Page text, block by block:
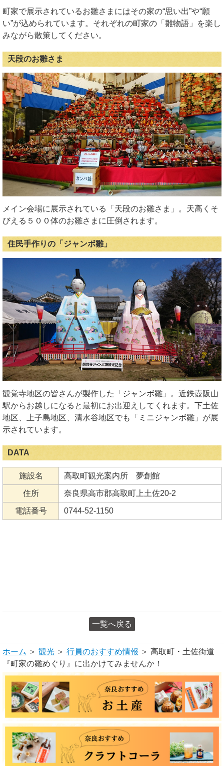
町家で展示されているお雛さまにはその家の“思い出”や“願
い”が込められています。それぞれの町家の「雛物語」を楽し
みながら散策してください。
天段のお雛さま
メイン会場に展示されている「天段のお雛さま」。天高くそ
びえる５００体のお雛さまに圧倒されます。
住民手作りの「ジャンボ雛」
観覚寺地区の皆さんが製作した「ジャンボ雛」。近鉄壺阪山
駅からお越しになると最初にお出迎えしてくれます。下土佐
地区、上子島地区、清水谷地区でも「ミニジャンボ雛」が展
示されています。
DATA
施設名 高取町観光案内所 夢創館
住所 奈良県高市郡高取町上土佐20-2
電話番号 0744-52-1150
一覧へ戻る
ホーム ＞ 観光 ＞ 行員のおすすめ情報 ＞ 高取町・土佐街道
『町家の雛めぐり』に出かけてみませんか！